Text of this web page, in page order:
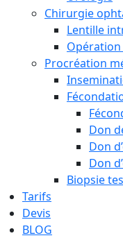
Chirurgie
Lentille
Procréation
Don
Don
Don
Biopsie
Tarifs
Devis
BLOG